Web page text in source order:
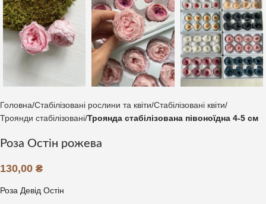
Головна Стабілізовані рослини та квіти Стабілізовані квіти
Троянди стабілізовані Троянда стабілізована півоноїдна 4-5 см
Роза Остін рожева
130,00 ₴
Роза Девід Остін